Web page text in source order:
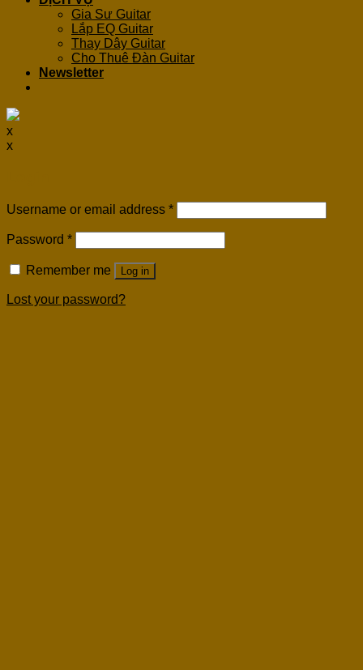
Gia Sư Guitar
Lắp EQ Guitar
Thay Dây Guitar
Cho Thuê Đàn Guitar
Newsletter
x
x
Username or email address *
Password *
Remember me Log in
Lost your password?